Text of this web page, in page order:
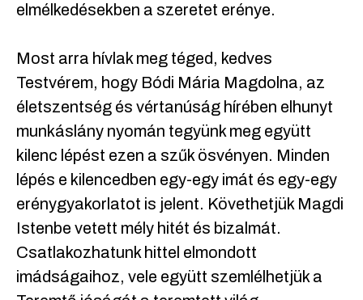
elmélkedésekben a szeretet erénye.
Most arra hívlak meg téged, kedves
Testvérem, hogy Bódi Mária Magdolna, az
életszentség és vértanúság hírében elhunyt
munkáslány nyomán tegyünk meg együtt
kilenc lépést ezen a szűk ösvényen. Minden
lépés e kilencedben egy-egy imát és egy-egy
erénygyakorlatot is jelent. Követhetjük Magdi
Istenbe vetett mély hitét és bizalmát.
Csatlakozhatunk hittel elmondott
imádságaihoz, vele együtt szemlélhetjük a